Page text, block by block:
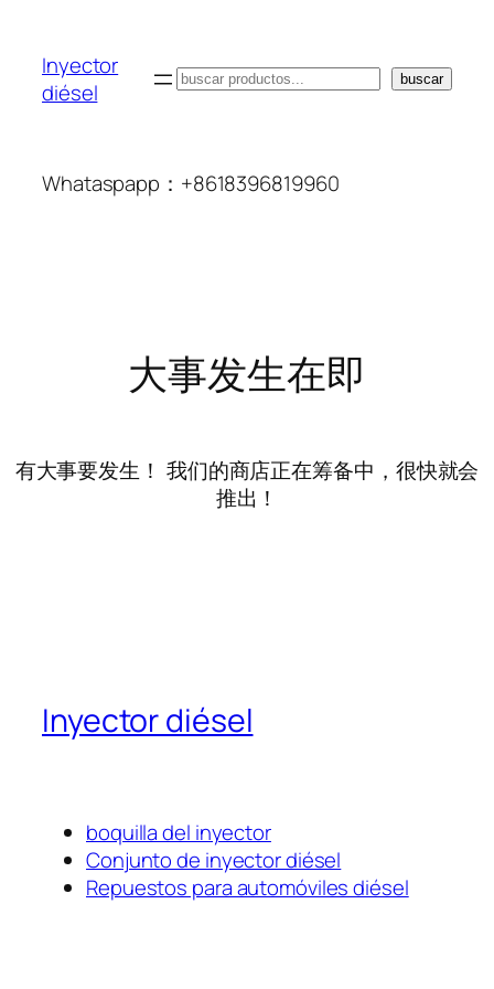
Inyector
diésel
搜
buscar
Whataspapp：+8618396819960
大事发生在即
有大事要发生！ 我们的商店正在筹备中，很快就会
推出！
Inyector diésel
boquilla del inyector
Conjunto de inyector diésel
Repuestos para automóviles diésel